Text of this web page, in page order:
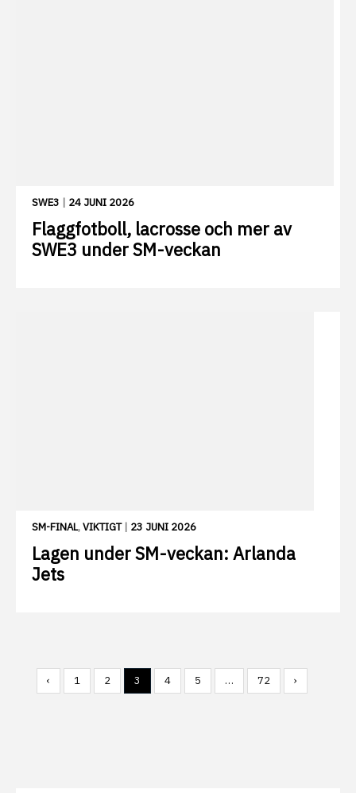
SWE3 | 24 JUNI 2026
Flaggfotboll, lacrosse och mer av
SWE3 under SM-veckan
SM-FINAL,VIKTIGT| 23 JUNI 2026
Lagen under SM-veckan: Arlanda
Jets
‹ 1 2 3 4 5 … 72 ›